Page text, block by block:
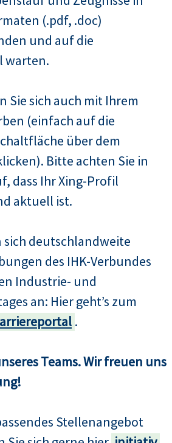
(.pdf, .doc)
und auf die
warten.
Sie sich auch mit Ihrem
(einfach auf die
über dem
Bitte achten Sie in
dass Ihr Xing-Profil
aktuell ist.
sich deutschlandweite
des IHK-Verbundes
Industrie- und
an: Hier geht’s zum
.
Teams. Wir freuen uns
Stellenangebot